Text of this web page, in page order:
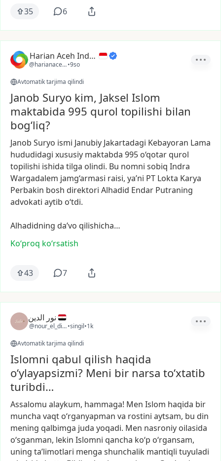
35 6
Harian Aceh Indonesia
@harianacehindonesia
•9so
Avtomatik tarjima qilindi
Janob Suryo kim, Jaksel Islom
maktabida 995 qurol topilishi bilan
bog‘liq?
Janob Suryo ismi Janubiy Jakartadagi Kebayoran Lama
hududidagi xususiy maktabda 995 o‘qotar qurol
topilishi ishida tilga olindi. Bu nomni sobiq Indra
Wargadalem jamg‘armasi raisi, ya’ni PT Lokta Karya
Perbakin bosh direktori Alhadid Endar Putraning
advokati aytib o‘tdi.
Alhadidning da’vo qilishicha…
Ko‘proq koʻrsatish
43 7
نور الدين
@nour_el_din28
•singil•1k
Avtomatik tarjima qilindi
Islomni qabul qilish haqida
o‘ylayapsizmi? Meni bir narsa to‘xtatib
turibdi…
Assalomu alaykum, hammaga! Men Islom haqida bir
muncha vaqt o‘rganyapman va rostini aytsam, bu din
mening qalbimga juda yoqadi. Men nasroniy oilasida
o‘sganman, lekin Islomni qancha ko‘p o‘rgansam,
uning ta’limotlari menga shunchalik mantiqli tuyuladi